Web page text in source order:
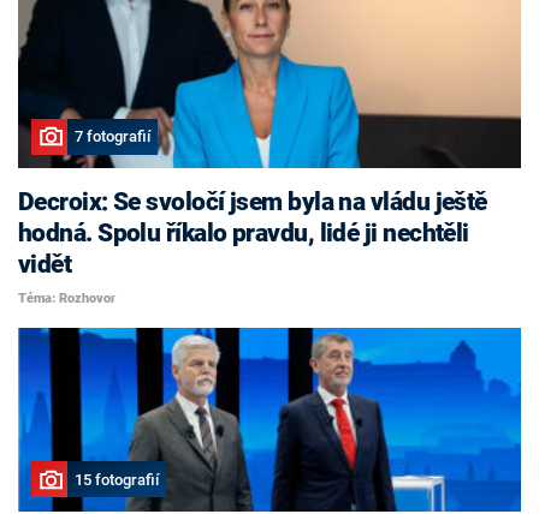
7 fotografií
Decroix: Se svoločí jsem byla na vládu ještě
hodná. Spolu říkalo pravdu, lidé ji nechtěli
vidět
Téma: Rozhovor
15 fotografií